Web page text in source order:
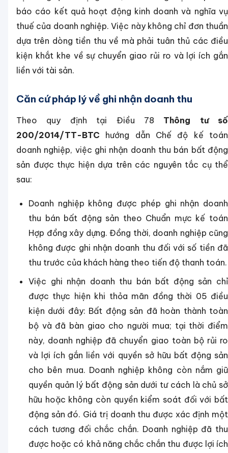
báo cáo kết quả hoạt động kinh doanh và nghĩa vụ
thuế của doanh nghiệp. Việc này không chỉ đơn thuần
dựa trên dòng tiền thu về mà phải tuân thủ các điều
kiện khắt khe về sự chuyển giao rủi ro và lợi ích gắn
liền với tài sản.
Căn cứ pháp lý về ghi nhận doanh thu
Theo quy định tại Điều 78 Thông tư số
200/2014/TT-BTC hướng dẫn Chế độ kế toán
doanh nghiệp, việc ghi nhận doanh thu bán bất động
sản được thực hiện dựa trên các nguyên tắc cụ thể
sau:
Doanh nghiệp không được phép ghi nhận doanh
thu bán bất động sản theo Chuẩn mực kế toán
Hợp đồng xây dựng. Đồng thời, doanh nghiệp cũng
không được ghi nhận doanh thu đối với số tiền đã
thu trước của khách hàng theo tiến độ thanh toán.
Việc ghi nhận doanh thu bán bất động sản chỉ
được thực hiện khi thỏa mãn đồng thời 05 điều
kiện dưới đây: Bất động sản đã hoàn thành toàn
bộ và đã bàn giao cho người mua; tại thời điểm
này, doanh nghiệp đã chuyển giao toàn bộ rủi ro
và lợi ích gắn liền với quyền sở hữu bất động sản
cho bên mua. Doanh nghiệp không còn nắm giữ
quyền quản lý bất động sản dưới tư cách là chủ sở
hữu hoặc không còn quyền kiểm soát đối với bất
động sản đó. Giá trị doanh thu được xác định một
cách tương đối chắc chắn. Doanh nghiệp đã thu
được hoặc có khả năng chắc chắn thu được lợi ích